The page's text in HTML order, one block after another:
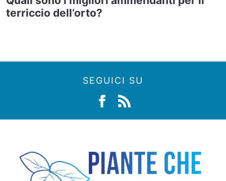
terriccio dell’orto?
SEGUICI SU